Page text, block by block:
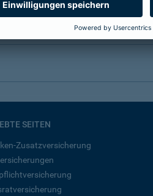
SEITEN
Zusatzversicherung